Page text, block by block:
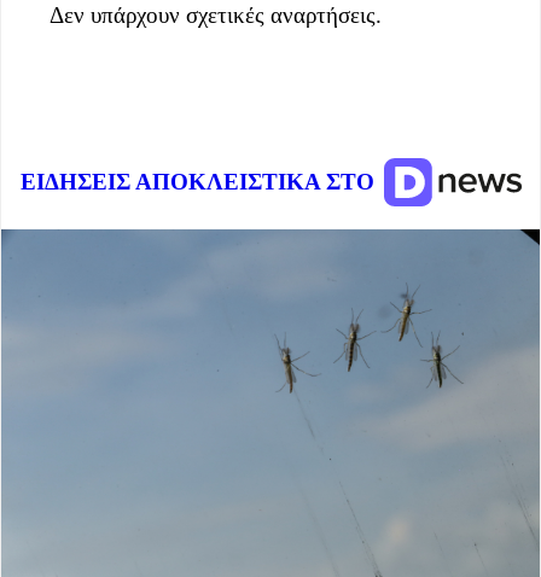
Δεν υπάρχουν σχετικές αναρτήσεις.
ΕΙΔΗΣΕΙΣ ΑΠΟΚΛΕΙΣΤΙΚΑ ΣΤΟ